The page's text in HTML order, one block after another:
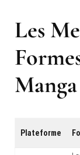
Les
Plateforme